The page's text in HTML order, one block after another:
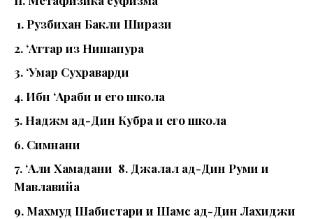
1. Рузбихан Бакли Ширази
2. ‘Аттар из Нишапура
3. ‘Умар Сухраварди
4. Ибн ‘Араби и его школа
5. Наджм ад-Дин Кубра и его школа
6. Симнани
7. ‘Али Хамадани 8. Джалал ад-Дин Руми и
Мавлавийа
9. Махмуд Шабистари и Шамс ад-Дин Лахиджи